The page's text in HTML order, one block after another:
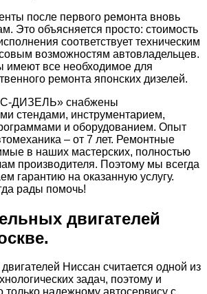
после первого ремонта вновь
Это объясняется просто: стоимость
соответствует техническим
возможностям автовладельцев.
имеют все необходимое для
ремонта японских дизелей.
ДИЗЕЛЬ» снабжены
стендами, инструментарием,
и оборудованием. Опыт
– от 7 лет. Ремонтные
в наших мастерских, полностью
производителя. Поэтому мы всегда
гарантию на оказанную услугу.
рады помочь!
двигателей
Ниссан считается одной из
задач, поэтому и